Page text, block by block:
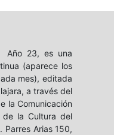
23, es una
(aparece los
mes), editada
a través del
la Comunicación
de la Cultura del
Parres Arias 150,